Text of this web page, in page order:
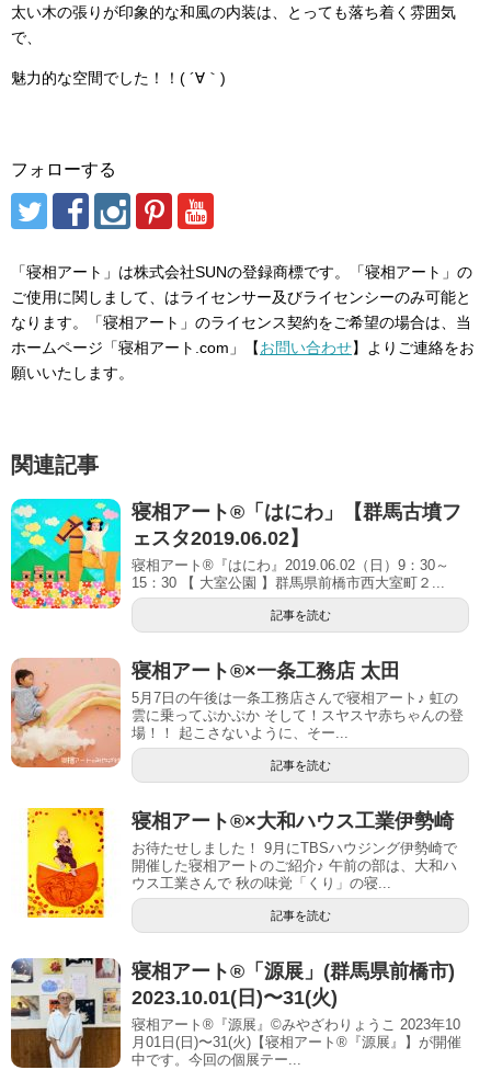
太い木の張りが印象的な和風の内装は、とっても落ち着く雰囲気
で、
魅力的な空間でした！！( ´∀｀)
フォローする
「寝相アート」は株式会社SUNの登録商標です。「寝相アート」の
ご使用に関しまして、はライセンサー及びライセンシーのみ可能と
なります。「寝相アート」のライセンス契約をご希望の場合は、当
ホームページ「寝相アート.com」【お問い合わせ】よりご連絡をお
願いいたします。
関連記事
寝相アート®「はにわ」【群馬古墳フ
ェスタ2019.06.02】
寝相アート®『はにわ』2019.06.02（日）9：30～
15：30 【 大室公園 】群馬県前橋市西大室町２...
記事を読む
寝相アート®︎×一条工務店 太田
5月7日の午後は一条工務店さんで寝相アート♪ 虹の
雲に乗ってぷかぷか そして！スヤスヤ赤ちゃんの登
場！！ 起こさないように、そー...
記事を読む
寝相アート®︎×大和ハウス工業伊勢崎
お待たせしました！ 9月にTBSハウジング伊勢崎で
開催した寝相アートのご紹介♪ 午前の部は、大和ハ
ウス工業さんで 秋の味覚「くり」の寝...
記事を読む
寝相アート®「源展」(群馬県前橋市)
2023.10.01(日)〜31(火)
寝相アート®『源展』©︎みやざわりょうこ 2023年10
月01日(日)〜31(火)【寝相アート®︎『源展』】が開催
中です。今回の個展テー...